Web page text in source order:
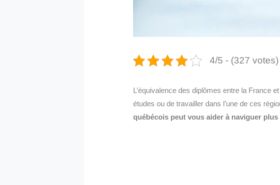
4/5 - (327 votes)
L’équivalence des diplômes entre la France
études ou de travailler dans l’une de ces
québécois peut vous aider à naviguer